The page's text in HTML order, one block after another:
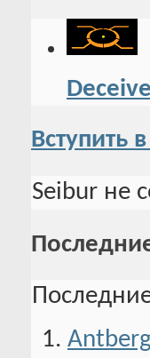
Вступить
Seibur не